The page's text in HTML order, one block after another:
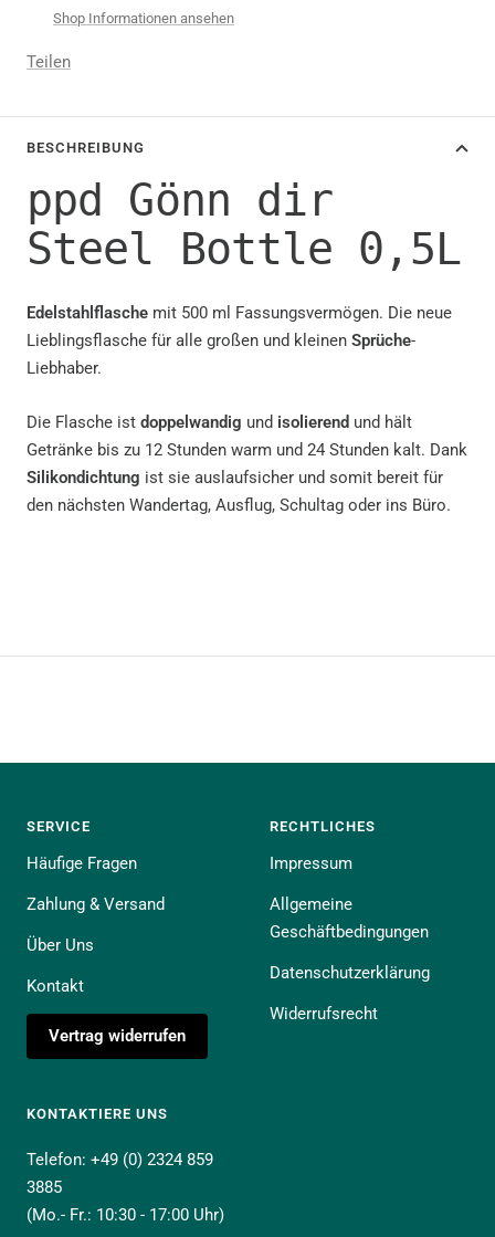
Shop Informationen ansehen
Teilen
BESCHREIBUNG
ppd Gönn dir
Steel Bottle 0,5L
Edelstahlflasche mit 500 ml Fassungsvermögen. Die neue
Lieblingsflasche für alle großen und kleinen Sprüche-
Liebhaber.
Die Flasche ist doppelwandig und isolierend und hält
Getränke bis zu 12 Stunden warm und 24 Stunden kalt. Dank
Silikondichtung ist sie auslaufsicher und somit bereit für
den nächsten Wandertag, Ausflug, Schultag oder ins Büro.
SERVICE
Häufige Fragen
Zahlung & Versand
Über Uns
Kontakt
Vertrag widerrufen
RECHTLICHES
Impressum
Allgemeine
Geschäftbedingungen
Datenschutzerklärung
Widerrufsrecht
KONTAKTIERE UNS
Telefon: +49 (0) 2324 859
3885
(Mo.- Fr.: 10:30 - 17:00 Uhr)